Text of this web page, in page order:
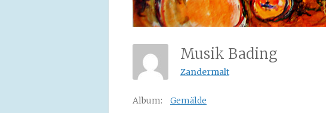
Musik Bading
Zandermalt
Album:
Gemälde